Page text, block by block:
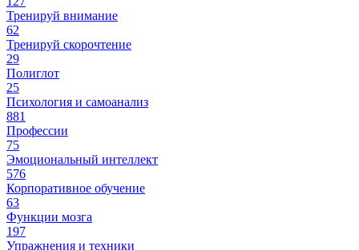
Тренируй внимание
62
Тренируй скорочтение
29
Полиглот
25
Психология и самоанализ
881
Профессии
75
Эмоциональный интеллект
576
Корпоративное обучение
63
Функции мозга
197
Упражнения и техники